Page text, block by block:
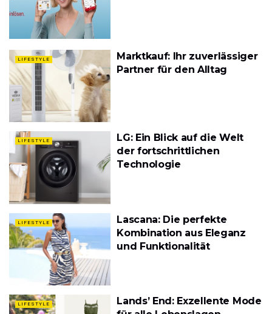
LIFESTYLE
Marktkauf: Ihr zuverlässiger
Partner für den Alltag
LIFESTYLE
LG: Ein Blick auf die Welt
der fortschrittlichen
Technologie
LIFESTYLE
Lascana: Die perfekte
Kombination aus Eleganz
und Funktionalität
LIFESTYLE
Lands’ End: Exzellente Mode